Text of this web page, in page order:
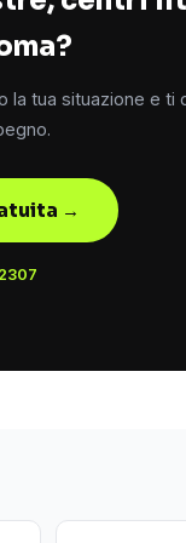
la tua situazione e ti
→